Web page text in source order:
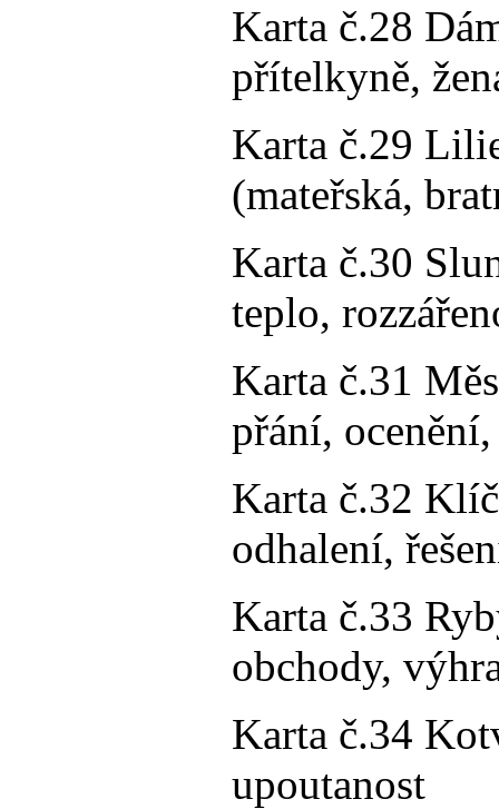
Karta č.28
přítelkyně,
Karta č.29
(mateřská,
Karta č.30
teplo,
Karta č.31
přání,
Karta č.32
odhalení,
Karta č.33
obchody,
Karta č.34
upoutanost